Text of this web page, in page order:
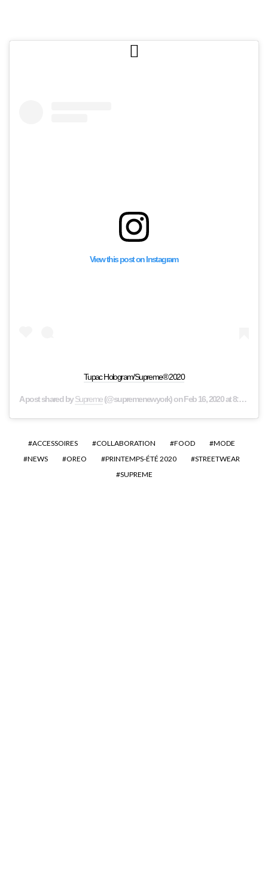
View this post on Instagram
Tupac Hologram/Supreme® 2020
A post shared bySupreme(@supremenewyork) onFeb 16, 2020 at 8:00am PST
ACCESSOIRES COLLABORATION FOOD
MODE
NEWS
OREO PRINTEMPS-ÉTÉ 2020
STREETWEAR
SUPREME